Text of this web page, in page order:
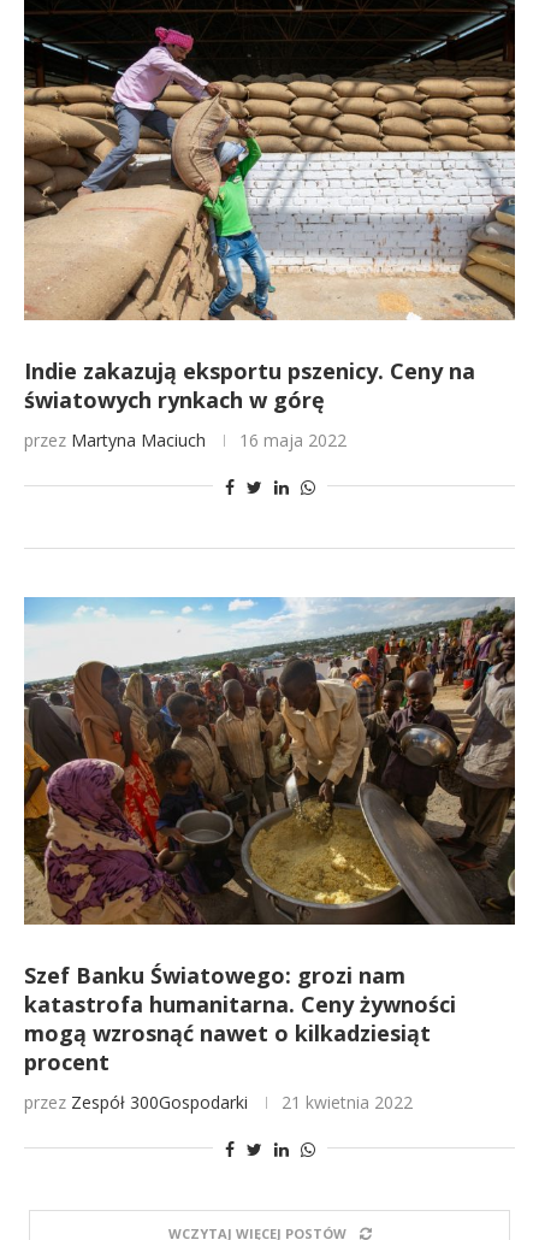
Indie zakazują eksportu pszenicy. Ceny na
światowych rynkach w górę
przez Martyna Maciuch 16 maja 2022
Szef Banku Światowego: grozi nam
katastrofa humanitarna. Ceny żywności
mogą wzrosnąć nawet o kilkadziesiąt
procent
przez Zespół 300Gospodarki 21 kwietnia 2022
WCZYTAJ WIĘCEJ POSTÓW